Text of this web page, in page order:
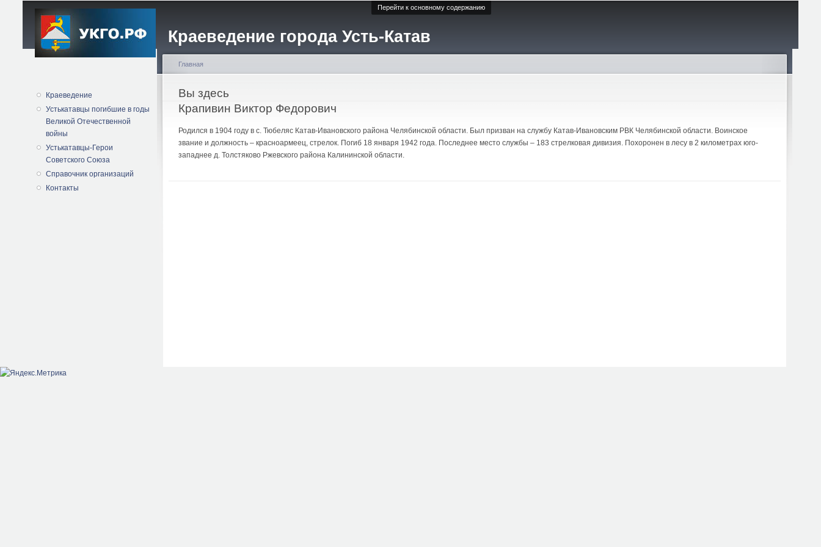
Перейти к основному содержанию
Краеведение города Усть-Катав
Краеведение
Устькатавцы погибшие в годы
Великой Отечественной
войны
Устькатавцы-Герои
Советского Союза
Справочник организаций
Контакты
Вы здесь
Главная
Крапивин Виктор Федорович
Родился в 1904 году в с. Тюбеляс Катав-Ивановского района Челябинской области. Был призван на службу Катав-Ивановским РВК Челябинской области. Воинское
звание и должность – красноармеец, стрелок. Погиб 18 января 1942 года. Последнее место службы – 183 стрелковая дивизия. Похоронен в лесу в 2 километрах юго-
западнее д. Толстяково Ржевского района Калининской области.